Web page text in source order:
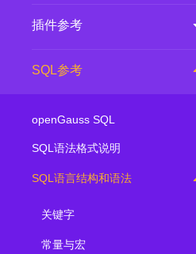
插件参考
SQL参考
openGauss SQL
SQL语法格式说明
SQL语言结构和语法
关键字
常量与宏